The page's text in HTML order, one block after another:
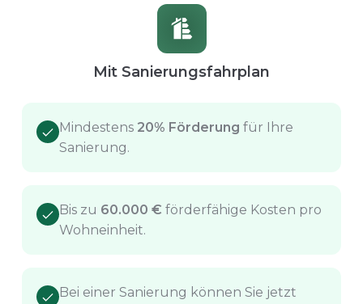
Mit Sanierungsfahrplan
Mindestens 20% Förderung für Ihre
Sanierung.
Bis zu 60.000 € förderfähige Kosten pro
Wohneinheit.
Bei einer Sanierung können Sie jetzt